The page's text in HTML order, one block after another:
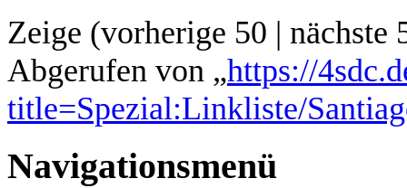
Zeige (vorherige 50 | nächste
Abgerufen von „https://
title=Spezial:Linkliste/
Navigationsmenü